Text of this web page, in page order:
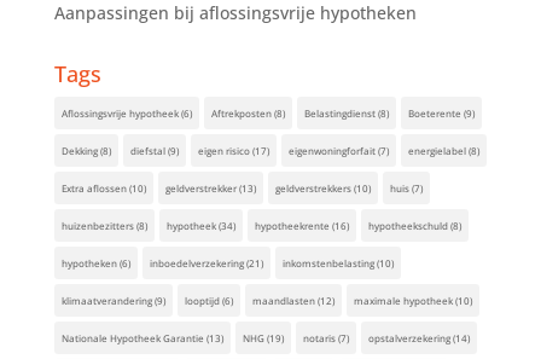
Aanpassingen bij aflossingsvrije hypotheken
Tags
Aflossingsvrije hypotheek(6) Aftrekposten(8) Belastingdienst(8) Boeterente (9)
Dekking(8) diefstal(9) eigen risico(17) eigenwoningforfait(7) energielabel(8)
Extra aflossen(10) geldverstrekker(13) geldverstrekkers(10) huis(7)
huizenbezitters(8) hypotheek(34) hypotheekrente (16) hypotheekschuld(8)
hypotheken(6) inboedelverzekering(21) inkomstenbelasting(10)
klimaatverandering(9) looptijd(6) maandlasten(12) maximale hypotheek(10)
Nationale Hypotheek Garantie (13) NHG(19) notaris(7) opstalverzekering(14)